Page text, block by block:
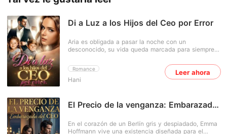
Di a Luz a los Hijos del Ceo por Error
Romance
Hani
Aria es obligada a pasar la noche con un
desconocido, su vida queda marcada para siempre.
embarazada y, al confesarlo, su novio la abandona
sin mirar atrás. Sola, herida y con un bebé en
brazos, Aria se ve obligada a aceptar cualquier
de Dereck Moretti, un hombre reservado, frío y
sorprendentemente protector. Allí también conoce a
peligroso como una llama. Ambos son tan opuestos
Leer ahora
El Precio de la venganza: Embarazada
En el corazón de un Berlín gris y despiadado, Emma
Hoffmann vive una existencia diseñada para el